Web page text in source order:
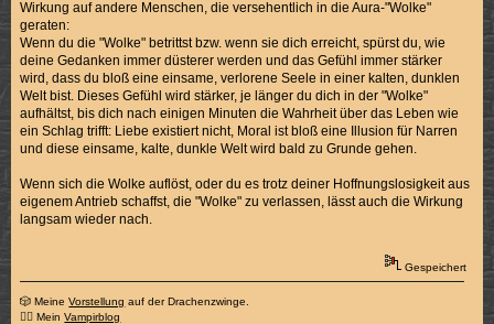
Wirkung auf andere Menschen, die versehentlich in die Aura-"Wolke"
geraten:
Wenn du die "Wolke" betrittst bzw. wenn sie dich erreicht, spürst du, wie
deine Gedanken immer düsterer werden und das Gefühl immer stärker
wird, dass du bloß eine einsame, verlorene Seele in einer kalten, dunklen
Welt bist. Dieses Gefühl wird stärker, je länger du dich in der "Wolke"
aufhältst, bis dich nach einigen Minuten die Wahrheit über das Leben wie
ein Schlag trifft: Liebe existiert nicht, Moral ist bloß eine Illusion für Narren
und diese einsame, kalte, dunkle Welt wird bald zu Grunde gehen.
Wenn sich die Wolke auflöst, oder du es trotz deiner Hoffnungslosigkeit aus
eigenem Antrieb schaffst, die "Wolke" zu verlassen, lässt auch die Wirkung
langsam wieder nach.
Gespeichert
🎲 MeineVorstellung auf der Drachenzwinge.
🧛‍♂️ MeinVampirblog